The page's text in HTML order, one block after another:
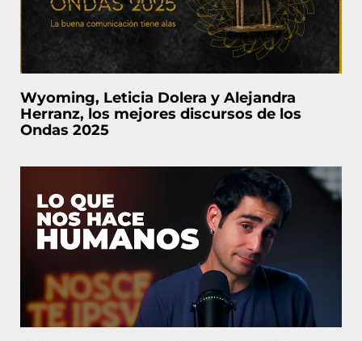
Wyoming, Leticia Dolera y Alejandra
Herranz, los mejores discursos de los
Ondas 2025